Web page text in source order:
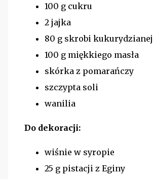
100 g cukru
2 jajka
80 g skrobi kukurydzianej
100 g miękkiego masła
skórka z pomarańczy
szczypta soli
wanilia
Do dekoracji:
wiśnie w syropie
25 g pistacji z Eginy